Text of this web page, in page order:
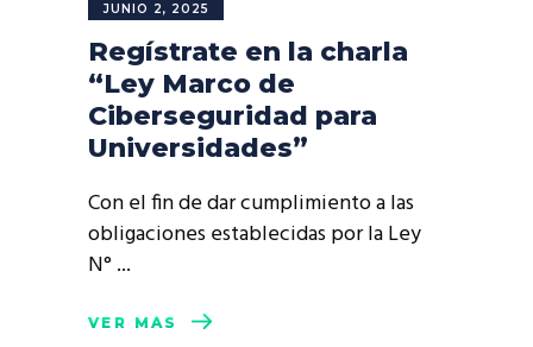
JUNIO 2, 2025
Regístrate en la charla
“Ley Marco de
Ciberseguridad para
Universidades”
Con el fin de dar cumplimiento a las
obligaciones establecidas por la Ley
N°
VER MÁS